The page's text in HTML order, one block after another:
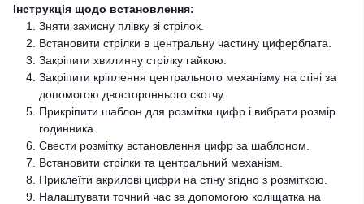
Інструкція щодо встановлення:
Зняти захисну плівку зі стрілок.
Встановити стрілки в центральну частину циферблата.
Закріпити хвилинну стрілку гайкою.
Закріпити кріплення центрального механізму на стіні за
допомогою двостороннього скотчу.
Прикріпити шаблон для розмітки цифр і вибрати розмір
годинника.
Свести розмітку встановлення цифр за шаблоном.
Встановити стрілки та центральний механізм.
Приклеїти акрилові цифри на стіну згідно з розміткою.
Налаштувати точний час за допомогою коліщатка на